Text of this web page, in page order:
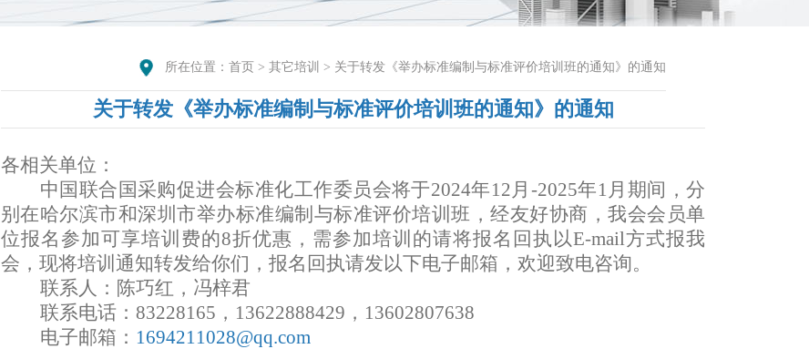
所在位置： 首页 > 其它培训 > 关于转发《举办标准编制与标准评价培训班的通知》的通知
关于转发《举办标准编制与标准评价培训班的通知》的通知
各相关单位：
中国联合国采购促进会标准化工作委员会将于2024年12月-2025年1月期间，分
别在哈尔滨市和深圳市举办标准编制与标准评价培训班，经友好协商，我会会员单
位报名参加可享培训费的8折优惠，需参加培训的请将报名回执以E-mail方式报我
会，现将培训通知转发给你们，报名回执请发以下电子邮箱，欢迎致电咨询。
联系人：陈巧红 ， 冯梓君
联系电话： 83228165， 13622888429 ， 13602807638
电子邮箱： 1694211028@qq.com